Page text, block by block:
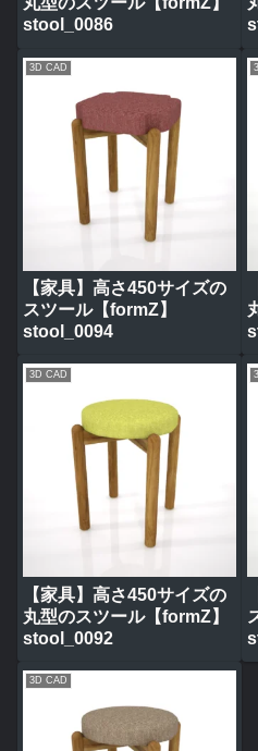
stool_0086
3D CAD
【家具】高さ450サイズの
スツール【formZ】
stool_0094
3D CAD
【家具】高さ450サイズの
丸型のスツール【formZ】
stool_0092
3D CAD